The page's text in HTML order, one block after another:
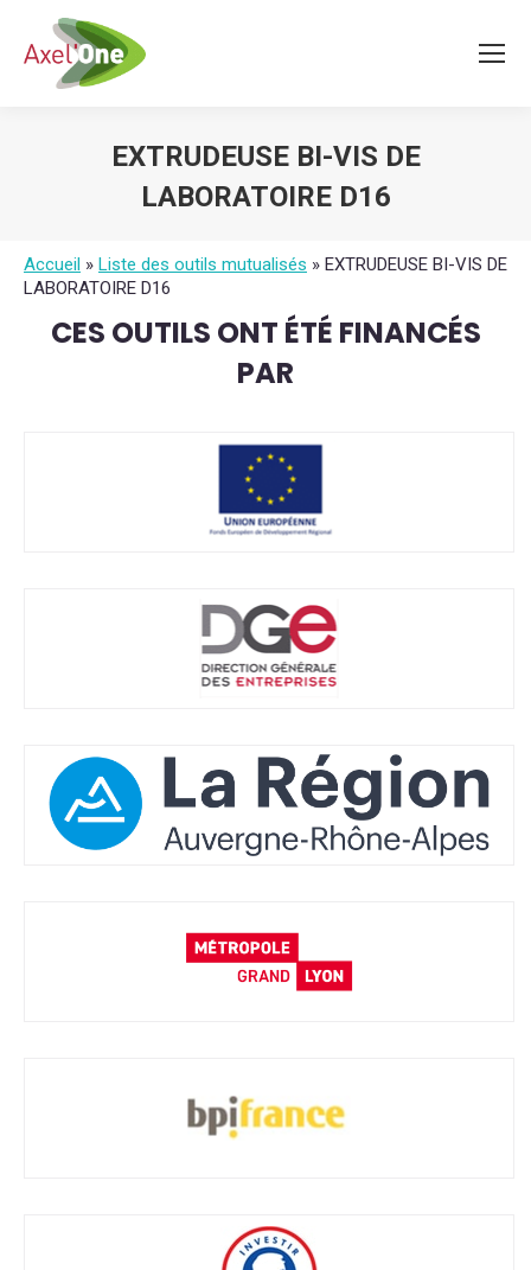
EXTRUDEUSE BI-VIS DE
LABORATOIRE D16
Accueil » Liste des outils mutualisés » EXTRUDEUSE BI-VIS DE
LABORATOIRE D16
CES OUTILS ONT ÉTÉ FINANCÉS
PAR